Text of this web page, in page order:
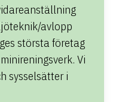
avlopp
största företag
Vi
sysselsätter i